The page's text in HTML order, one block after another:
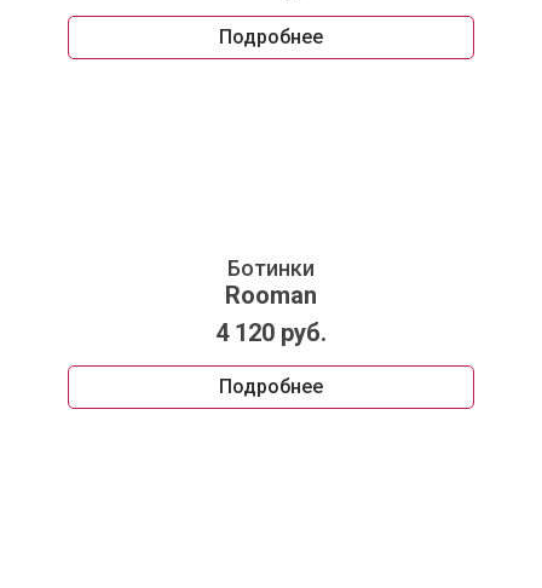
Подробнее
Ботинки
Rooman
4 120 руб.
Подробнее